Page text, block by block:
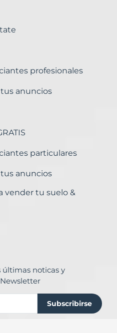
profesionales
anuncios
particulares
anuncios
vender tu suelo &
últimas noticas y
Subscribirse